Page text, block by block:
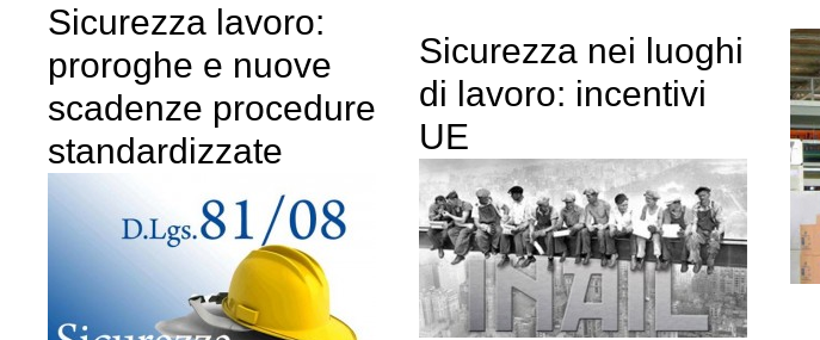
Sicurezza lavoro:
proroghe e nuove
scadenze procedure
standardizzate
Sicurezza nei luoghi
di lavoro: incentivi
UE